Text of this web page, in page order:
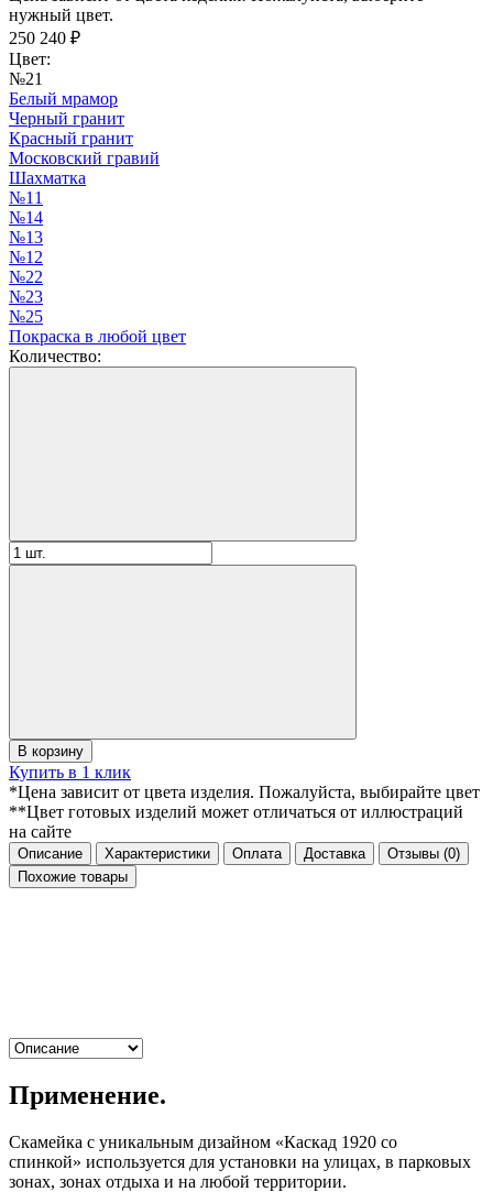
нужный цвет.
250 240 ₽
Цвет:
№21
Белый мрамор
Черный гранит
Красный гранит
Московский гравий
Шахматка
№11
№14
№13
№12
№22
№23
№25
Покраска в любой цвет
Количество:
В корзину
Купить в 1 клик
*Цена зависит от цвета изделия. Пожалуйста, выбирайте цвет
**Цвет готовых изделий может отличаться от иллюстраций
на сайте
Описание Характеристики Оплата Доставка Отзывы (0)
Похожие товары
Применение.
Скамейка с уникальным дизайном «Каскад 1920 со
спинкой» используется для установки на улицах, в парковых
зонах, зонах отдыха и на любой территории.